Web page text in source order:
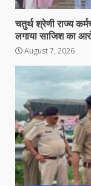
चतुर्थ श्रेणी राज्य
लगाया साजिश का
August 7, 2026